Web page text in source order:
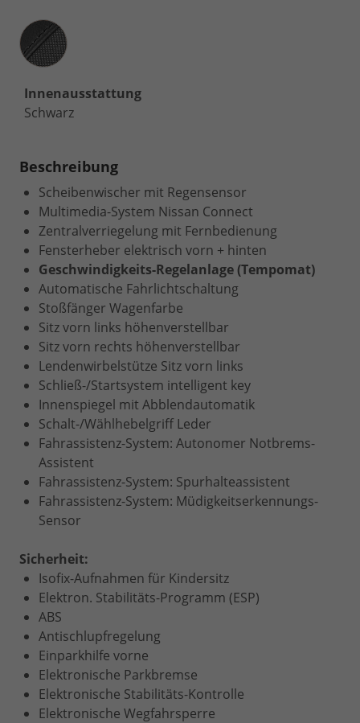
Innenausstattung
Innenausstattung
Schwarz
Beschreibung
Scheibenwischer mit Regensensor
Multimedia-System Nissan Connect
Zentralverriegelung mit Fernbedienung
Fensterheber elektrisch vorn + hinten
Geschwindigkeits-Regelanlage (Tempomat)
Automatische Fahrlichtschaltung
Stoßfänger Wagenfarbe
Sitz vorn links höhenverstellbar
Sitz vorn rechts höhenverstellbar
Lendenwirbelstütze Sitz vorn links
Schließ-/Startsystem intelligent key
Innenspiegel mit Abblendautomatik
Schalt-/Wählhebelgriff Leder
Fahrassistenz-System: Autonomer Notbrems-
Assistent
Fahrassistenz-System: Spurhalteassistent
Fahrassistenz-System: Müdigkeitserkennungs-
Sensor
Sicherheit:
Isofix-Aufnahmen für Kindersitz
Elektron. Stabilitäts-Programm (ESP)
ABS
Antischlupfregelung
Einparkhilfe vorne
Elektronische Parkbremse
Elektronische Stabilitäts-Kontrolle
Elektronische Wegfahrsperre